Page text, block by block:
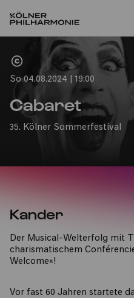
So 04.08.2024 | 19:00
Cabaret
35. Kölner Sommerfestival
Kander
Der Musical-Welterfolg mit
charismatischem
Welcome«!
Vor fast 60 Jahren startete